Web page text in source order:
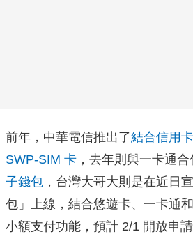
前年，中華電信推出了結合信用
SWP-SIM 卡 ，去年則與一卡通
子錢包 ，台灣大哥大則是在近日
包」上線，結合悠遊卡、一卡通
小額支付功能，預計 2/1 開放申請